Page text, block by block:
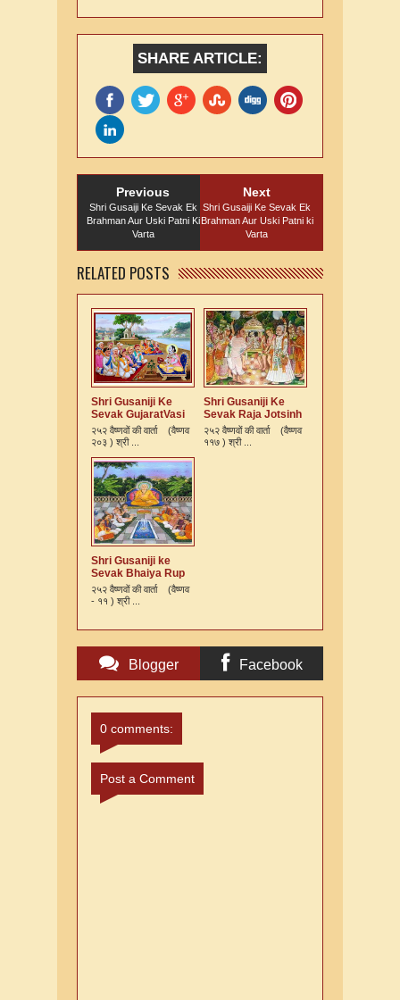
SHARE ARTICLE:
Previous
Shri Gusaiji Ke Sevak Ek
Brahman Aur Uski Patni Ki
Varta
Next
Shri Gusaiji Ke Sevak Ek
Brahman Aur Uski Patni ki
Varta
RELATED POSTS
Shri Gusaniji Ke
Sevak GujaratVasi
ek Kshatriy
Vaishnav Ki Varta
२५२ वैष्णवों की वार्ता (वैष्णव
२०३ ) श्री ...
Shri Gusaniji Ke
Sevak Raja Jotsinh
Ki Varta
२५२ वैष्णवों की वार्ता (वैष्णव
११७ ) श्री ...
Shri Gusaniji ke
Sevak Bhaiya Rup
Murari Kshatriya Ki
Varta
२५२ वैष्णवों की वार्ता (वैष्णव
- ११ ) श्री ...
Blogger
Comments
Facebook
Comments
0 comments:
Post a Comment